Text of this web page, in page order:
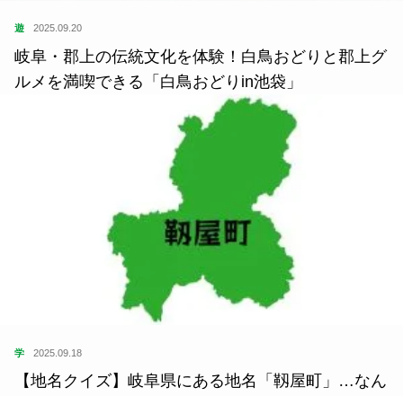
遊 2025.09.20
岐阜・郡上の伝統文化を体験！白鳥おどりと郡上グ
ルメを満喫できる「白鳥おどりin池袋」
学 2025.09.18
【地名クイズ】岐阜県にある地名「靱屋町」…なん